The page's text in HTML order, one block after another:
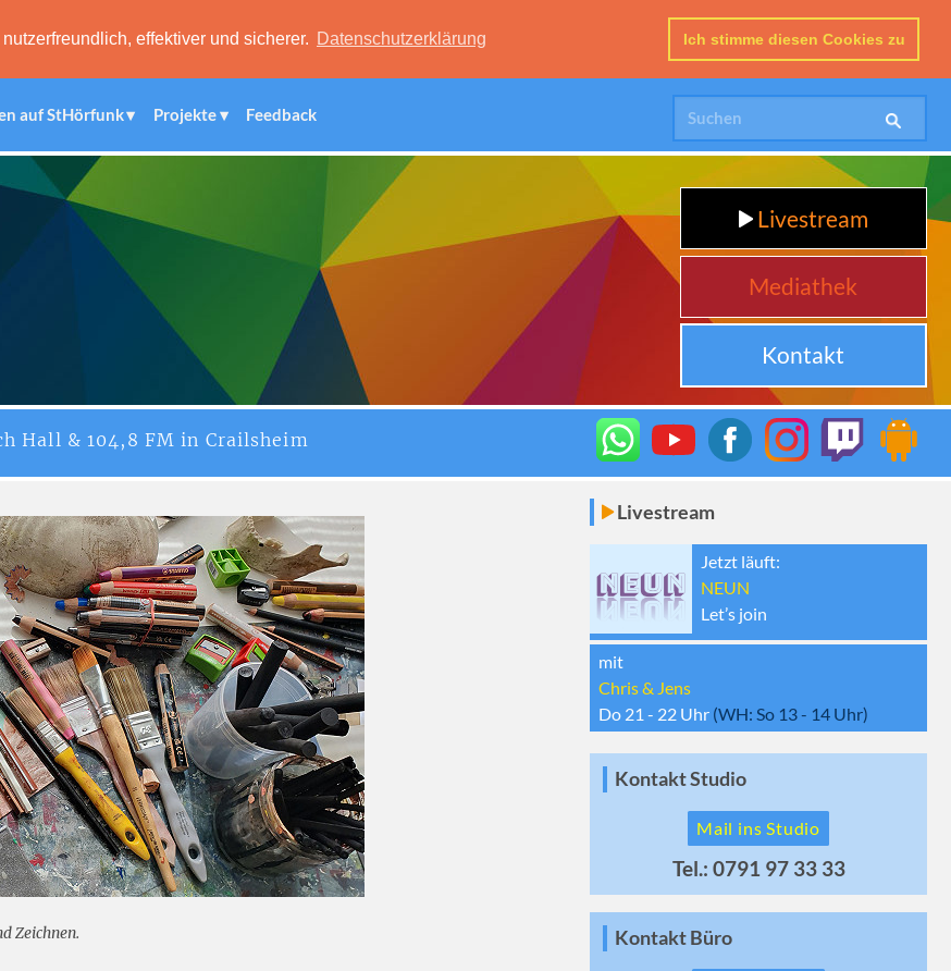
effektiver und sicherer. Datenschutzerklärung Ich stimme diesen Cookies zu
auf StHörfunk Projekte Feedback
Livestream
Mediathek
Kontakt
Hall & 104,8 FM in Crailsheim
Zeichnen.
Livestream
Jetzt läuft:
NEUN
Let’s join
mit
Chris & Jens
Do 21 - 22 Uhr (WH: So 13 - 14 Uhr)
Kontakt Studio
Mail ins Studio
Tel.: 0791 97 33 33
Kontakt Büro